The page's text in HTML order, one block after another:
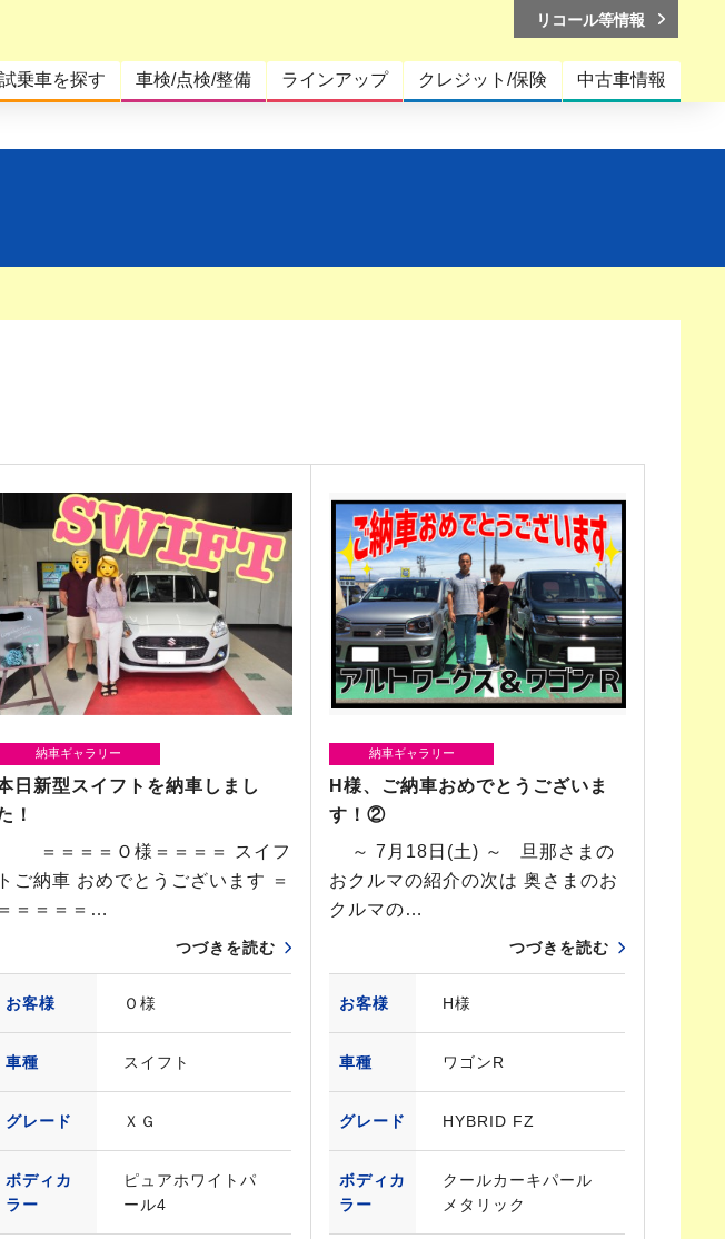
乗車を探す 車検/点検/整備 ラインアップ クレジット/保険 中古車情報
リコール等情報
納車ギャラリー
日新型スイフトを納車しまし
！
＝＝＝＝Ｏ様＝＝＝＝ スイフ
トご納車 おめでとうございます ＝
＝＝＝＝＝…
つづきを読む
お客様 Ｏ様
車種 スイフト
グレード ＸＧ
ボディカ
ラー
ピュアホワイトパ
ール4
納車ギャラリー
H様、ご納車おめでとうございま
す！②
～ 7月18日(土) ～ 旦那さまの
おクルマの紹介の次は 奥さまのお
クルマの…
つづきを読む
お客様 H様
車種 ワゴンR
グレード HYBRID FZ
ボディカ
ラー
クールカーキパール
メタリック